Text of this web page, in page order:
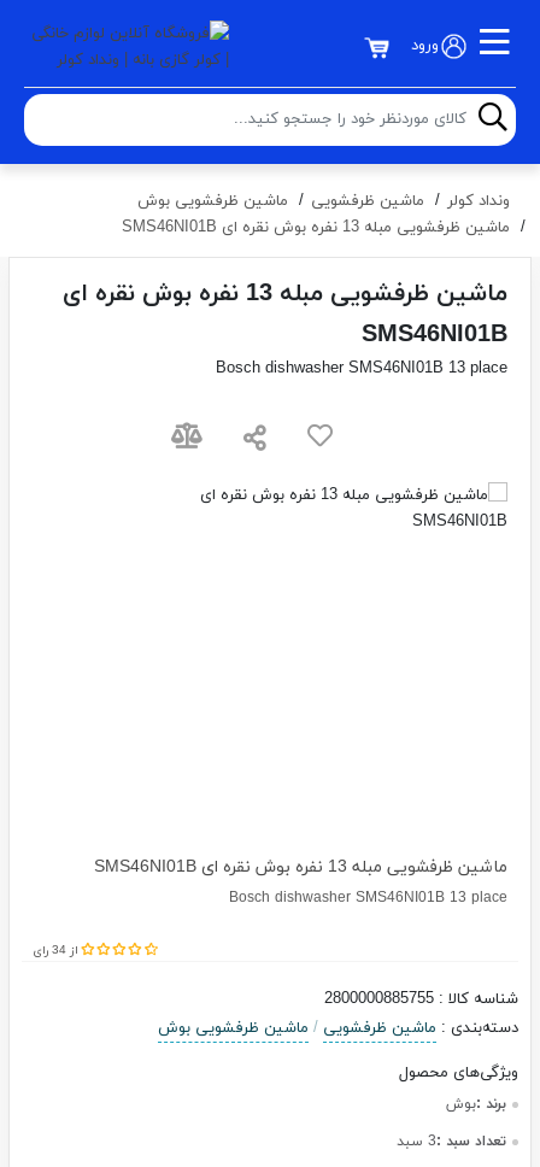
ورود
ونداد کولر ماشين ظرفشویی
ماشین ظرفشویی بوش
ماشین ظرفشویی مبله 13 نفره بوش نقره ای SMS46NI01B
ماشین ظرفشویی مبله 13 نفره بوش نقره ای
SMS46NI01B
Bosch dishwasher SMS46NI01B 13 place
ماشین ظرفشویی مبله 13 نفره بوش نقره ای SMS46NI01B
Bosch dishwasher SMS46NI01B 13 place
از 34 رای
شناسه کالا :
2800000885755
دسته‌بندی: ماشين ظرفشویی / ماشین ظرفشویی بوش
ویژگی‌های محصول
برند :بوش
تعداد سبد :3 سبد